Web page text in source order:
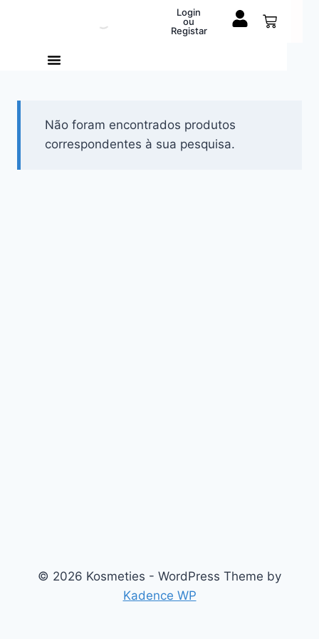
Login
ou
Registar
Não foram encontrados produtos
correspondentes à sua pesquisa.
© 2026 Kosmeties - WordPress Theme by
Kadence WP